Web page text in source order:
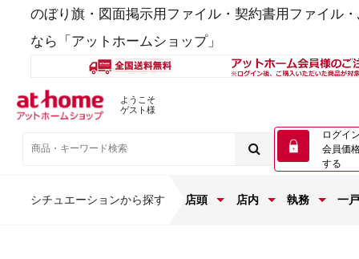
のぼり旗・図面掲示用ファイル・契約書用ファイル
なら「アットホームショップ」
ようこそ
ゲスト様
ログイ
会員価
する
シチュエーションから探す 店頭 店内 執務 一